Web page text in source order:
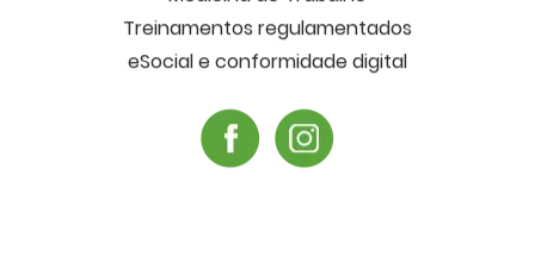
Treinamentos regulamentados
eSocial e conformidade digital